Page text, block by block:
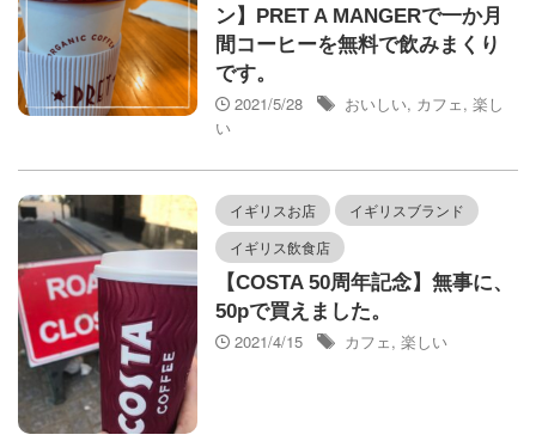
ン】PRET A MANGERで一か月
間コーヒーを無料で飲みまくり
です。
2021/5/28
おいしい, カフェ, 楽し
い
イギリスお店
イギリスブランド
イギリス飲食店
【COSTA 50周年記念】無事に、
50pで買えました。
2021/4/15
カフェ, 楽しい